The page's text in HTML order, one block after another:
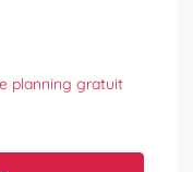
planning gratuit